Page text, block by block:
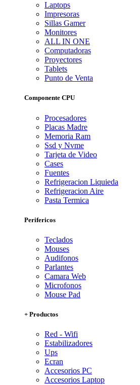
Laptops
Impresoras
Sillas Gamer
Monitores
ALL IN ONE
Computadoras
Proyectores
Tablets
Punto de Venta
Componente CPU
Procesadores
Placas Madre
Memoria Ram
Ssd y Nvme
Tarjeta de Video
Cases
Fuentes
Refrigeracion Liquieda
Refrigeracion Aire
Pasta Termica
Perifericos
Teclados
Mouses
Audifonos
Parlantes
Camara Web
Microfonos
Mouse Pad
+ Productos
Red - Wifi
Estabilizadores
Ups
Ecran
Accesorios PC
Accesorios Laptop